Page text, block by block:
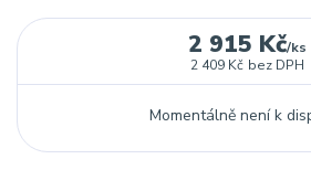
2 915 Kč/ks
2 409 Kč bez DPH
Momentálně není k